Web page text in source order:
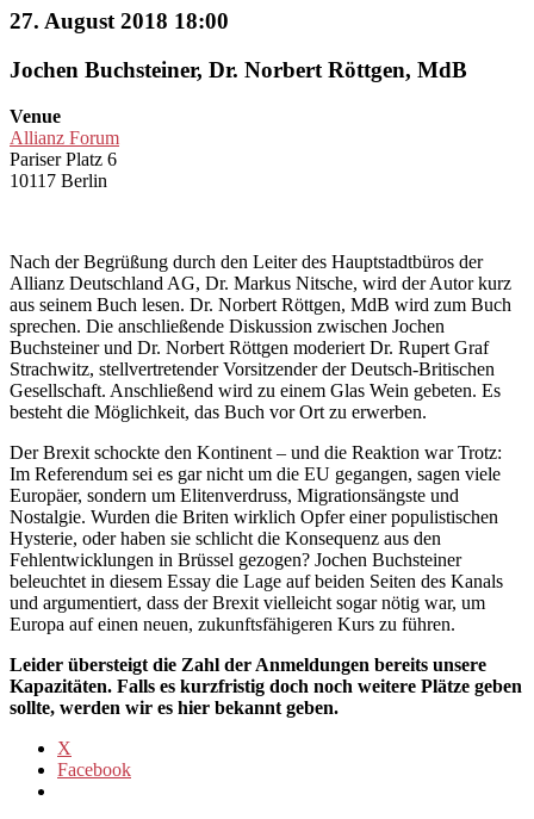
27. August 2018 18:00
Jochen Buchsteiner, Dr. Norbert Röttgen, MdB
Venue
Allianz Forum
Pariser Platz 6
10117 Berlin
Nach der Begrüßung durch den Leiter des Hauptstadtbüros der
Allianz Deutschland AG, Dr. Markus Nitsche, wird der Autor kurz
aus seinem Buch lesen. Dr. Norbert Röttgen, MdB wird zum Buch
sprechen. Die anschließende Diskussion zwischen Jochen
Buchsteiner und Dr. Norbert Röttgen moderiert Dr. Rupert Graf
Strachwitz, stellvertretender Vorsitzender der Deutsch-Britischen
Gesellschaft. Anschließend wird zu einem Glas Wein gebeten. Es
besteht die Möglichkeit, das Buch vor Ort zu erwerben.
Der Brexit schockte den Kontinent – und die Reaktion war Trotz:
Im Referendum sei es gar nicht um die EU gegangen, sagen viele
Europäer, sondern um Elitenverdruss, Migrationsängste und
Nostalgie. Wurden die Briten wirklich Opfer einer populistischen
Hysterie, oder haben sie schlicht die Konsequenz aus den
Fehlentwicklungen in Brüssel gezogen? Jochen Buchsteiner
beleuchtet in diesem Essay die Lage auf beiden Seiten des Kanals
und argumentiert, dass der Brexit vielleicht sogar nötig war, um
Europa auf einen neuen, zukunftsfähigeren Kurs zu führen.
Leider übersteigt die Zahl der Anmeldungen bereits unsere
Kapazitäten. Falls es kurzfristig doch noch weitere Plätze geben
sollte, werden wir es hier bekannt geben.
X
Facebook